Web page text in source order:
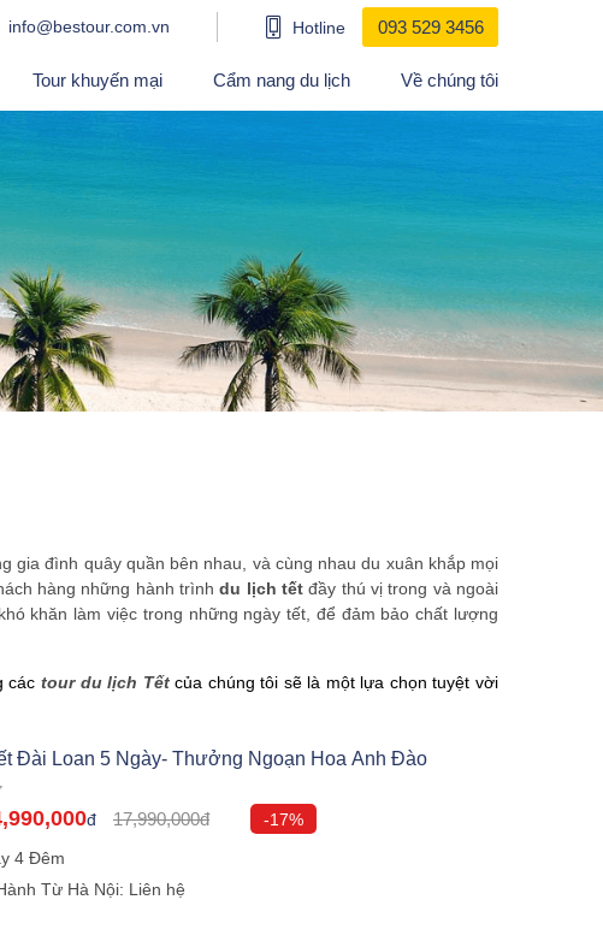
info@bestour.com.vn Hotline 093 529 3456
Tour khuyến mại Cẩm nang du lịch Về chúng tôi
gia đình quây quần bên nhau, và cùng nhau du xuân khắp mọi
hàng những hành trìnhdu lịch tết đầy thú vị trong và ngoài
khăn làm việc trong những ngày tết, để đảm bảo chất lượng
các tour du lịch Tếtcủa chúng tôi sẽ là một lựa chọn tuyệt vời
Đài Loan 5 Ngày- Thưởng Ngoạn Hoa Anh Đào
đ 17,990,000đ
-17%
4 Đêm
Từ Hà Nội: Liên hệ